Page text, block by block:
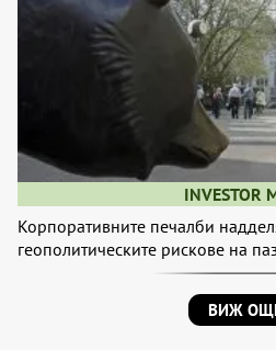
INVESTOR
Корпоративните печалби
геополитическите рискове на
ВИЖ